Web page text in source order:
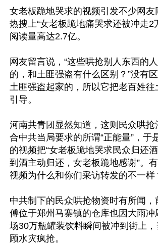
女老板跪地哭求的视频引发不少网友
热搜上“女老板跪地痛哭求还被冲走2
阅读量高达2.7亿。
网友留言说，“这些哄抢别人东西的
的，和土匪强盗有什么区别？”没有
土匪强盗起家的，所以它把老百姓往
引导。
河南共青团显然知道，这则民众哄抢
合中共当局要求的所谓“正能量”，于
的视频把“女老板跪地哭求民众归还
到酒主动归还，女老板跪地感谢”。
视频为什么和你们采访转发的不一样
中共制下的民众哄抢物资时有所闻，
傅位于郑州马寨镇的仓库也因大雨冲
场30万瓶罐装饮料瞬间被冲到街上
顾水灾疯抢。